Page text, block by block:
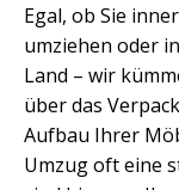
Egal, ob Sie
umziehen oder
Land – wir
über das
Aufbau Ihrer
Umzug oft eine